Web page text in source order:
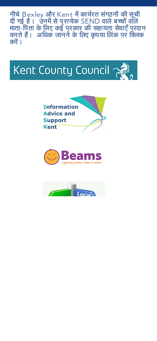
नीचे Bexley और Kent में कार्यरत संगठनों की सूची
दी गई है। उनमें से प्रत्येक SEND वाले बच्चों वाले
माता-पिता के लिए कई प्रकार की सहायता सेवाएँ प्रदान
करते हैं। अधिक जानने के लिए कृपया लिंक पर क्लिक
करें।